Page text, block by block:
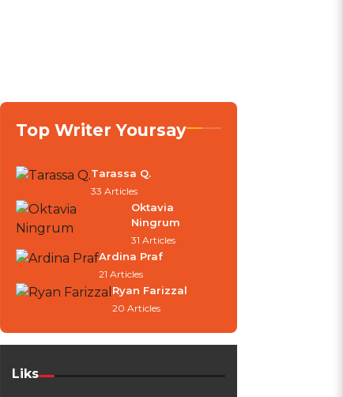
Top Writer Yoursay
Tarassa Q.
33 Articles
Oktavia
Ningrum
31 Articles
Ardina Praf
21 Articles
Ryan Farizzal
20 Articles
Liks